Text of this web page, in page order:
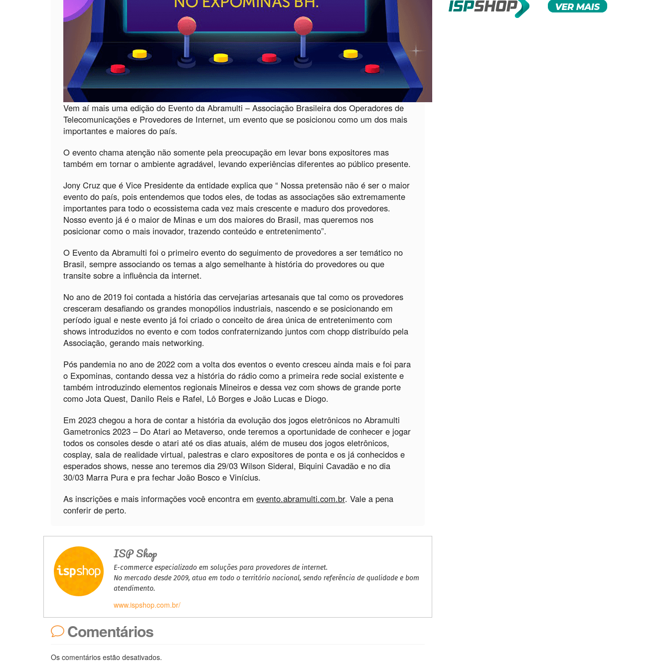
Vem aí mais uma edição do Evento da Abramulti – Associação Brasileira dos Operadores de
Telecomunicações e Provedores de Internet, um evento que se posicionou como um dos mais
importantes e maiores do país.
O evento chama atenção não somente pela preocupação em levar bons expositores mas
também em tornar o ambiente agradável, levando experiências diferentes ao público presente.
Jony Cruz que é Vice Presidente da entidade explica que “ Nossa pretensão não é ser o maior
evento do país, pois entendemos que todos eles, de todas as associações são extremamente
importantes para todo o ecossistema cada vez mais crescente e maduro dos provedores.
Nosso evento já é o maior de Minas e um dos maiores do Brasil, mas queremos nos
posicionar como o mais inovador, trazendo conteúdo e entretenimento”.
O Evento da Abramulti foi o primeiro evento do seguimento de provedores a ser temático no
Brasil, sempre associando os temas a algo semelhante à história do provedores ou que
transite sobre a influência da internet.
No ano de 2019 foi contada a história das cervejarias artesanais que tal como os provedores
cresceram desafiando os grandes monopólios industriais, nascendo e se posicionando em
período igual e neste evento já foi criado o conceito de área única de entretenimento com
shows introduzidos no evento e com todos confraternizando juntos com chopp distribuído pela
Associação, gerando mais networking.
Pós pandemia no ano de 2022 com a volta dos eventos o evento cresceu ainda mais e foi para
o Expominas, contando dessa vez a história do rádio como a primeira rede social existente e
também introduzindo elementos regionais Mineiros e dessa vez com shows de grande porte
como Jota Quest, Danilo Reis e Rafel, Lô Borges e João Lucas e Diogo.
Em 2023 chegou a hora de contar a história da evolução dos jogos eletrônicos no Abramulti
Gametronics 2023 – Do Atari ao Metaverso, onde teremos a oportunidade de conhecer e jogar
todos os consoles desde o atari até os dias atuais, além de museu dos jogos eletrônicos,
cosplay, sala de realidade virtual, palestras e claro expositores de ponta e os já conhecidos e
esperados shows, nesse ano teremos dia 29/03 Wilson Sideral, Biquini Cavadão e no dia
30/03 Marra Pura e pra fechar João Bosco e Vinícius.
As inscrições e mais informações você encontra em evento.abramulti.com.br. Vale a pena
conferir de perto.
ISP Shop
E-commerce especializado em soluções para provedores de internet.
No mercado desde 2009, atua em todo o território nacional, sendo referência de qualidade e bom
atendimento.
www.ispshop.com.br/
Comentários
Os comentários estão desativados.